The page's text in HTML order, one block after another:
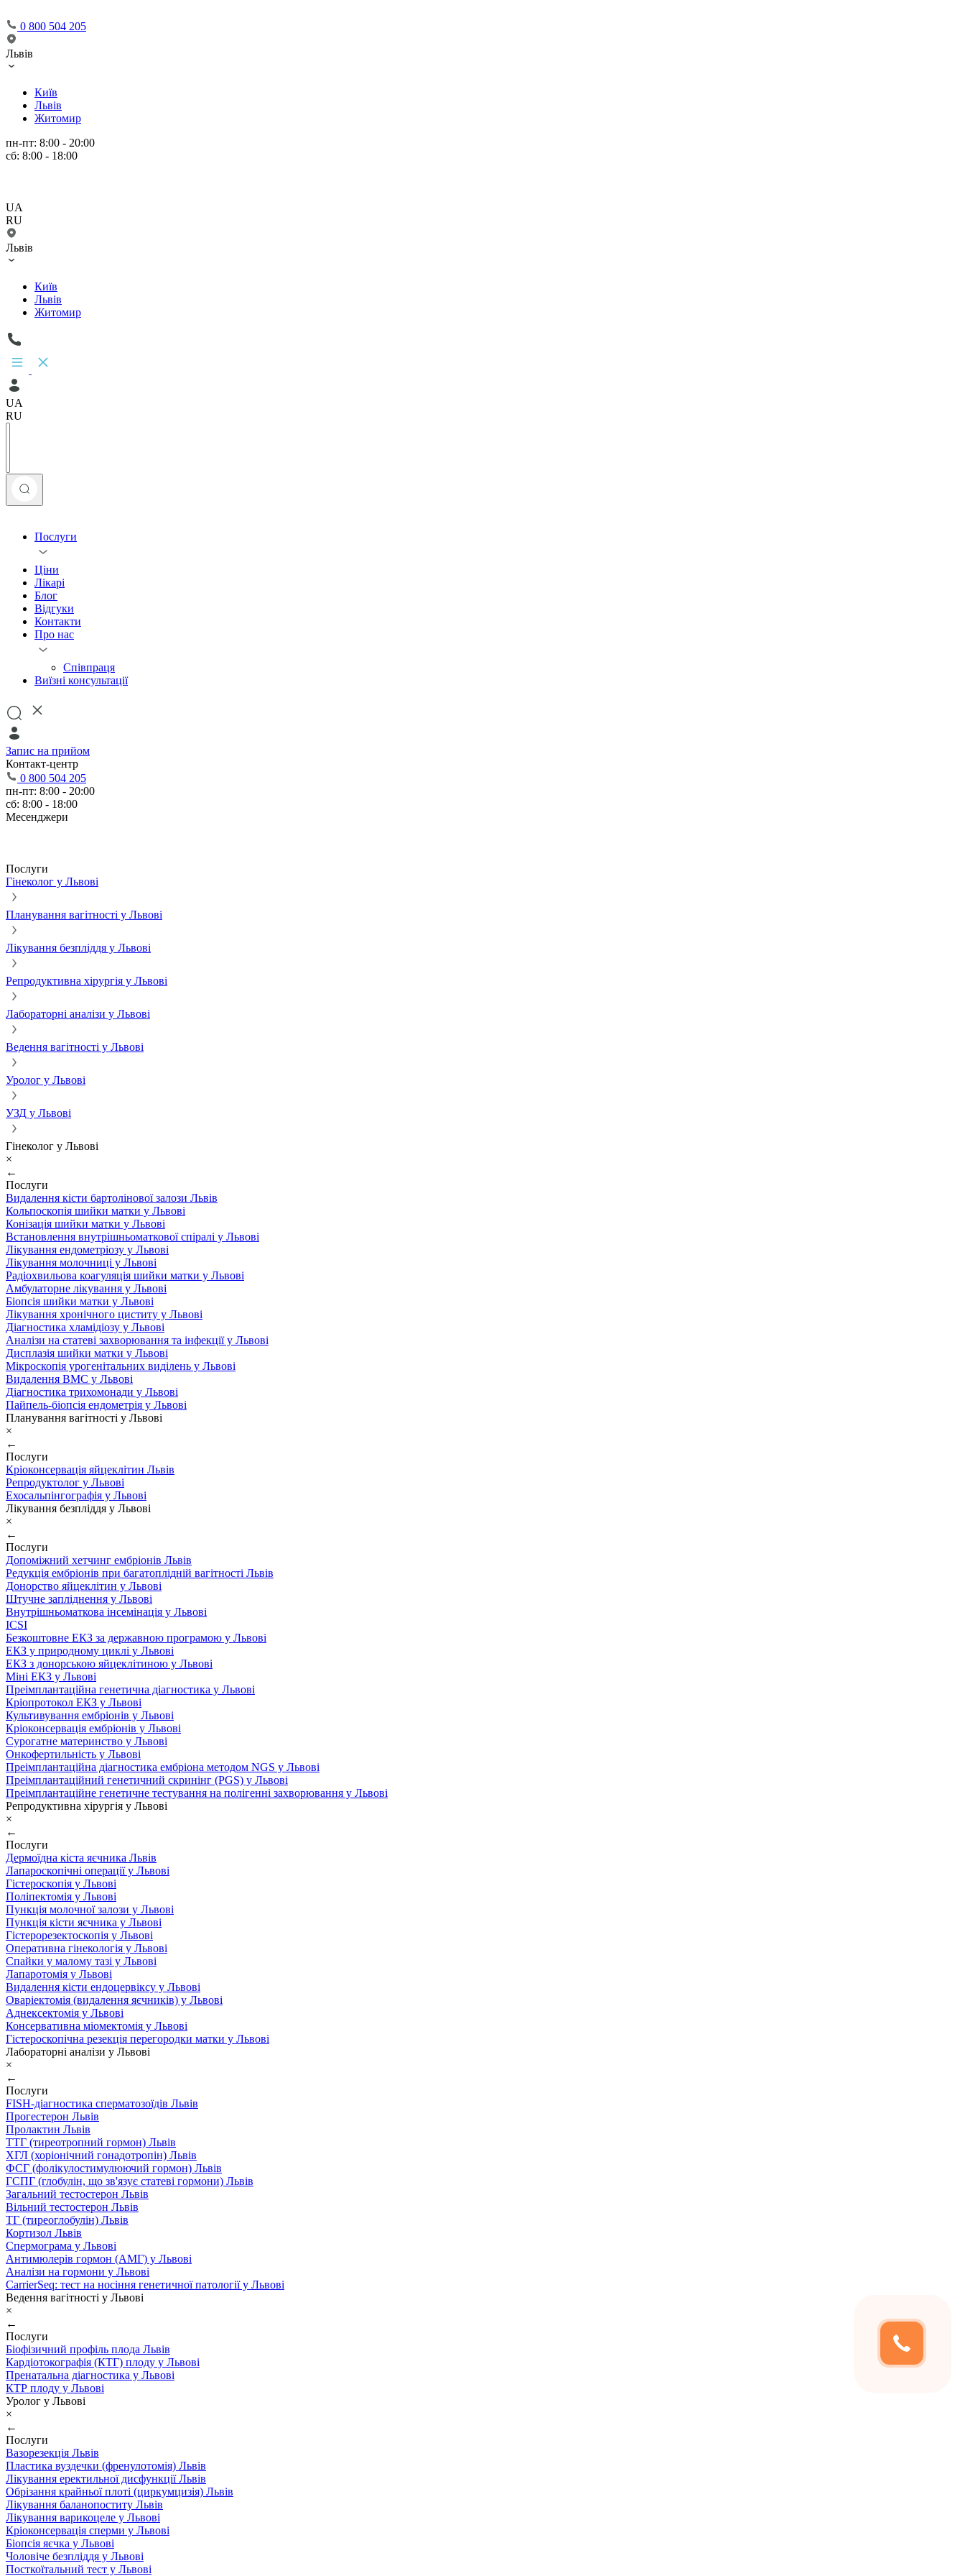
0 800 504 205
Львів
Київ
Львів
Житомир
пн-пт: 8:00 - 20:00
сб: 8:00 - 18:00
UA
RU
Львів
Київ
Львів
Житомир
UA
RU
Послуги
Ціни
Лікарі
Блог
Відгуки
Контакти
Про нас
Співпраця
Виїзні консультації
Запис на прийом
Контакт-центр
0 800 504 205
пн-пт: 8:00 - 20:00
сб: 8:00 - 18:00
Месенджери
Послуги
Гінеколог у Львові
Планування вагітності у Львові
Лікування безпліддя у Львові
Репродуктивна хірургія у Львові
Лабораторні аналізи у Львові
Ведення вагітності у Львові
Уролог у Львові
УЗД у Львові
Гінеколог у Львові
×
←
Послуги
Видалення кісти бартолінової залози Львів
Кольпоскопія шийки матки у Львові
Конізація шийки матки у Львові
Встановлення внутрішньоматкової спіралі у Львові
Лікування ендометріозу у Львові
Лікування молочниці у Львові
Радіохвильова коагуляція шийки матки у Львові
Амбулаторне лікування у Львові
Біопсія шийки матки у Львові
Лікування хронічного циститу у Львові
Діагностика хламідіозу у Львові
Аналізи на статеві захворювання та інфекції у Львові
Дисплазія шийки матки у Львові
Мікроскопія урогенітальних виділень у Львові
Видалення ВМС у Львові
Діагностика трихомонади у Львові
Пайпель-біопсія ендометрія у Львові
Планування вагітності у Львові
×
←
Послуги
Кріоконсервація яйцеклітин Львів
Репродуктолог у Львові
Ехосальпінгографія у Львові
Лікування безпліддя у Львові
×
←
Послуги
Допоміжний хетчинг ембріонів Львів
Редукція ембріонів при багатоплідній вагітності Львів
Донорство яйцеклітин у Львові
Штучне запліднення у Львові
Внутрішньоматкова інсемінація у Львові
ICSI
Безкоштовне ЕКЗ за державною програмою у Львові
ЕКЗ у природному циклі у Львові
ЕКЗ з донорською яйцеклітиною у Львові
Міні ЕКЗ у Львові
Преімплантаційна генетична діагностика у Львові
Кріопротокол ЕКЗ у Львові
Культивування ембріонів у Львові
Кріоконсервація ембріонів у Львові
Сурогатне материнство у Львові
Онкофертильність у Львові
Преімплантаційна діагностика ембріона методом NGS у Львові
Преімплантаційний генетичний скринінг (PGS) у Львові
Преімплантаційне генетичне тестування на полігенні захворювання у Львові
Репродуктивна хірургія у Львові
×
←
Послуги
Дермоїдна кіста яєчника Львів
Лапароскопічні операції у Львові
Гістероскопія у Львові
Поліпектомія у Львові
Пункція молочної залози у Львові
Пункція кісти яєчника у Львові
Гістерорезектоскопія у Львові
Оперативна гінекологія у Львові
Спайки у малому тазі у Львові
Лапаротомія у Львові
Видалення кісти ендоцервіксу у Львові
Оваріектомія (видалення яєчників) у Львові
Аднексектомія у Львові
Консервативна міомектомія у Львові
Гістероскопічна резекція перегородки матки у Львові
Лабораторні аналізи у Львові
×
←
Послуги
FISH-діагностика сперматозоїдів Львів
Прогестерон Львів
Пролактин Львів
ТТГ (тиреотропний гормон) Львів
ХГЛ (хоріонічний гонадотропін) Львів
ФСГ (фолікулостимулюючий гормон) Львів
ГСПГ (глобулін, що зв'язує статеві гормони) Львів
Загальний тестостерон Львів
Вільний тестостерон Львів
ТГ (тиреоглобулін) Львів
Кортизол Львів
Спермограма у Львові
Антимюлерів гормон (АМГ) у Львові
Аналізи на гормони у Львові
CarrierSeq: тест на носіння генетичної патології у Львові
Ведення вагітності у Львові
×
←
Послуги
Біофізичний профіль плода Львів
Кардіотокографія (КТГ) плоду у Львові
Пренатальна діагностика у Львові
КТР плоду у Львові
Уролог у Львові
×
←
Послуги
Вазорезекція Львів
Пластика вуздечки (френулотомія) Львів
Лікування еректильної дисфункції Львів
Обрізання крайньої плоті (циркумцизія) Львів
Лікування баланопоститу Львів
Лікування варикоцеле у Львові
Кріоконсервація сперми у Львові
Біопсія яєчка у Львові
Чоловіче безпліддя у Львові
Посткоїтальний тест у Львові